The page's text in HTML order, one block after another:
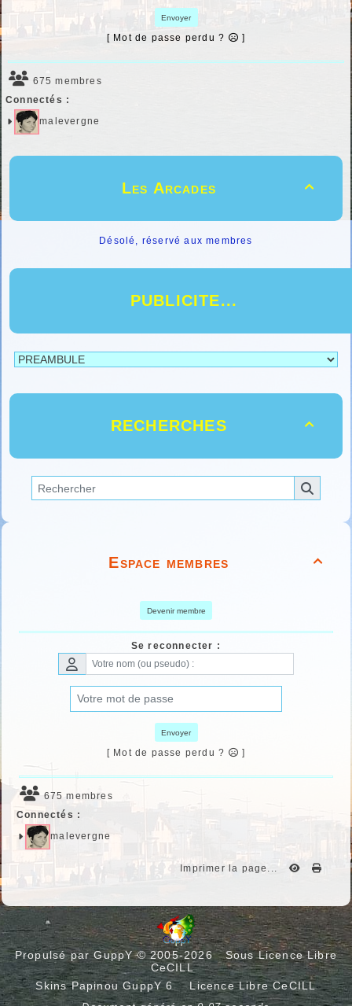
Envoyer
[ Mot de passe perdu ? ]
675 membres
Connectés :
malevergne

Les Arcades
Désolé, réservé aux membres
PUBLICITE...

RECHERCHES

Espace membres
Devenir membre
Se reconnecter :
Envoyer
[ Mot de passe perdu ? ]
675 membres
Connectés :
malevergne
Imprimer la page...
Propulsé par GuppY© 2005-2026 Sous Licence Libre
CeCILL
Skins Papinou GuppY 6 Licence Libre CeCILL